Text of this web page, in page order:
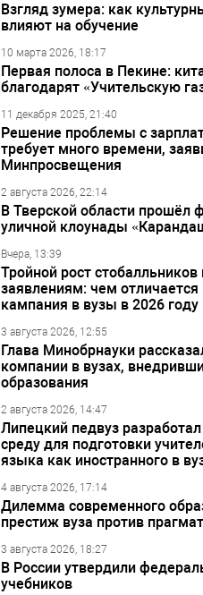
Взгляд зумера: как
влияют на обучение
10 марта 2026, 18:17
Первая полоса в Пекине:
благодарят «Учительскую
11 декабря 2025, 21:40
Решение проблемы с
требует много времени,
Минпросвещения
2 августа 2026, 22:14
В Тверской области прошёл
уличной клоунады
Вчера, 13:39
Тройной рост
заявлениям: чем
кампания в вузы в 2026 году
3 августа 2026, 12:55
Глава Минобрнауки
компании в вузах,
образования
2 августа 2026, 14:47
Липецкий педвуз
среду для подготовки
языка как иностранного в
4 августа 2026, 17:14
Дилемма современного
престиж вуза против
3 августа 2026, 18:27
В России утвердили
учебников